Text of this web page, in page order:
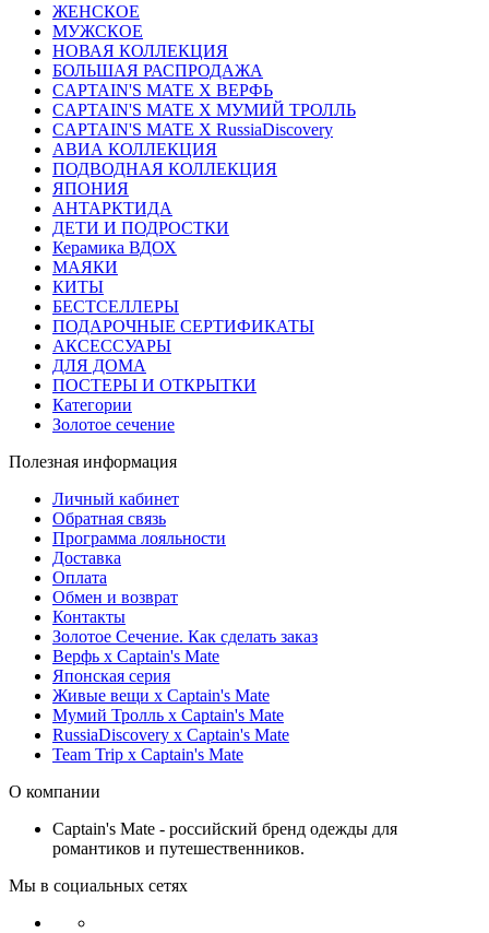
ЖЕНСКОЕ
МУЖСКОЕ
НОВАЯ КОЛЛЕКЦИЯ
БОЛЬШАЯ РАСПРОДАЖА
CAPTAIN'S MATE X ВЕРФЬ
CAPTAIN'S MATE Х МУМИЙ ТРОЛЛЬ
CAPTAIN'S MATE X RussiaDiscovery
АВИА КОЛЛЕКЦИЯ
ПОДВОДНАЯ КОЛЛЕКЦИЯ
ЯПОНИЯ
АНТАРКТИДА
ДЕТИ И ПОДРОСТКИ
Керамика ВДОХ
МАЯКИ
КИТЫ
БЕСТСЕЛЛЕРЫ
ПОДАРОЧНЫЕ СЕРТИФИКАТЫ
АКСЕССУАРЫ
ДЛЯ ДОМА
ПОСТЕРЫ И ОТКРЫТКИ
Категории
Золотое сечение
Полезная информация
Личный кабинет
Обратная связь
Программа лояльности
Доставка
Оплата
Обмен и возврат
Контакты
Золотое Сечение. Как сделать заказ
Верфь х Captain's Mate
Японская серия
Живые вещи х Captain's Mate
Мумий Тролль х Сaptain's Mate
RussiaDiscovery x Captain's Mate
Team Trip x Captain's Mate
О компании
Captain's Mate - российский бренд одежды для
романтиков и путешественников.
Мы в социальных сетях